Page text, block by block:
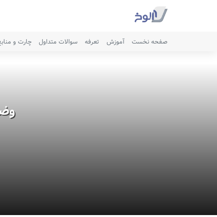
صفحه نخست آموزش تعرفه سوالات متداول چارت و